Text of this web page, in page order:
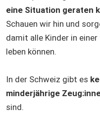
eine Situation geraten
Schauen wir hin und
damit alle Kinder in
leben können.
In der Schweiz gibt es
minderjährige
sind.